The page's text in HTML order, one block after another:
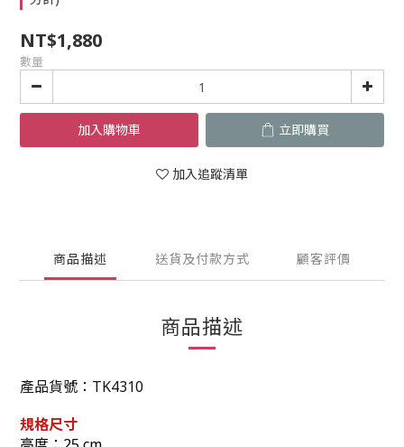
NT$1,880
數量
加入購物車 立即購買
加入追蹤清單
商品描述 送貨及付款方式 顧客評價
商品描述
產品貨號： TK4310
規格尺寸